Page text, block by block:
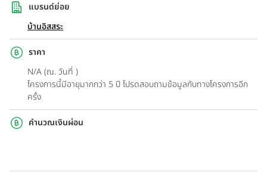
แบรนด์ย่อย
บ้านอิสสระ
ราคา
N/A (ณ. วันที่ )
โครงการนี้มีอายุมากกว่า 5 ปี โปรดสอบถามข้อมูลกับทางโครงการอีก
ครั้ง
คำนวณเงินผ่อน